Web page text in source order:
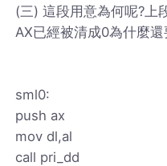
(三) 這段用意為何呢?上
AX已經被清成0為什麼
sml0:
push ax
mov dl,al
call pri_dd